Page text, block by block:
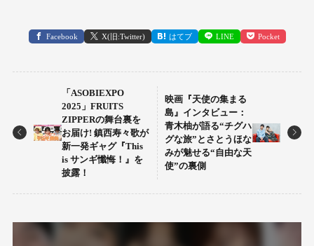
Facebook X(旧:Twitter) はてブ LINE Pocket
「ASOBIEXPO
2025」FRUITS
ZIPPERの舞台裏を
お届け! 鎮西寿々歌が
新一発ギャグ『This
is サンギ懺悔！』を
披露！
映画『天使の集まる
島』インタビュー：
青木柚が語る“チグハ
グな旅”とさとうほな
みが魅せる“自由な天
使”の裏側